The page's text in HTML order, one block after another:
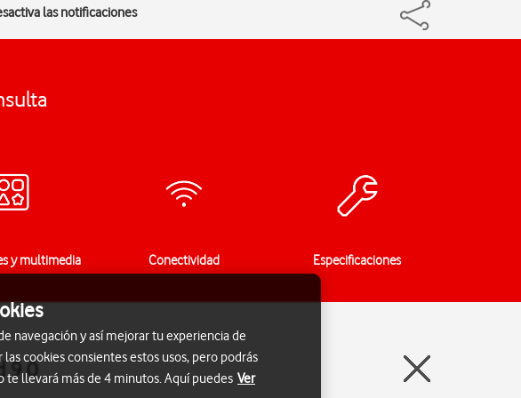
las notificaciones
y multimedia Conectividad Especificaciones
9.0
navegación y así mejorar tu experiencia de
cookies consientes estos usos, pero podrás
llevará más de 4 minutos. Aquí puedes Ver